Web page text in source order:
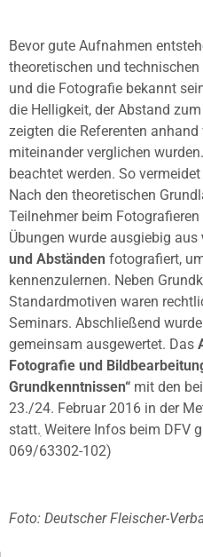
Bevor gute Aufnahmen
theoretischen und
und die Fotografie bekannt
die Helligkeit, der Abstand
zeigten die Referenten anhand
miteinander verglichen
beachtet werden. So
Nach den theoretischen
Teilnehmer beim
Übungen wurde ausgiebig aus
und Abständen fotografiert,
kennenzulernen. Neben
Standardmotiven waren
Seminars. Abschließend
gemeinsam ausgewertet. Das
Fotografie und
Grundkenntnissen“ mit den
23./24. Februar 2016 in der
statt. Weitere Infos beim DFV
069/63302-102)
Foto: Deutscher Fleischer-